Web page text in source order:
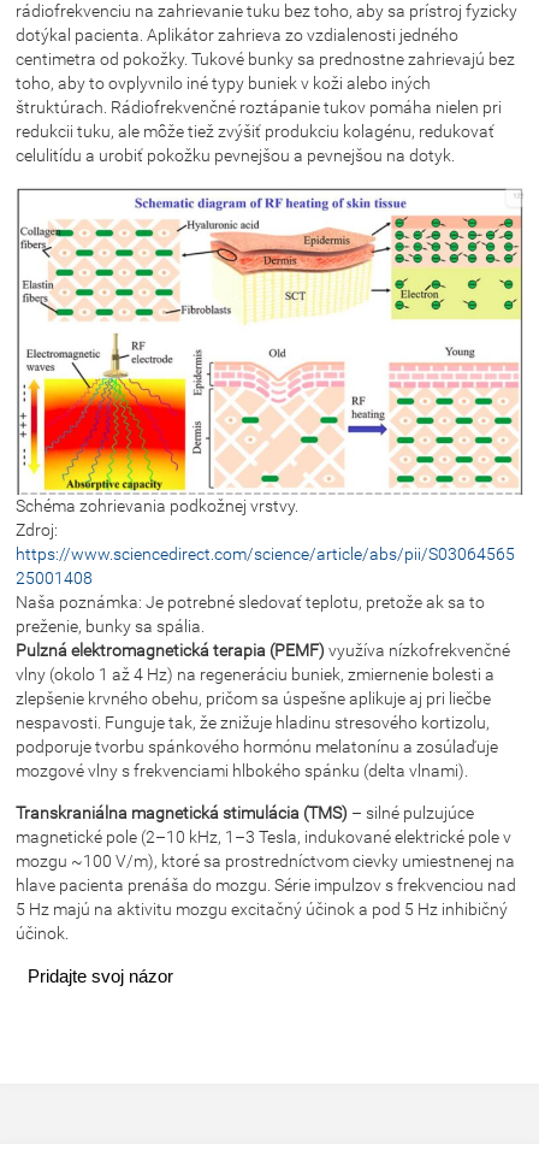
rádiofrekvenciu na zahrievanie tuku bez toho, aby sa prístroj fyzicky
dotýkal pacienta. Aplikátor zahrieva zo vzdialenosti jedného
centimetra od pokožky. Tukové bunky sa prednostne zahrievajú bez
toho, aby to ovplyvnilo iné typy buniek v koži alebo iných
štruktúrach. Rádiofrekvenčné roztápanie tukov pomáha nielen pri
redukcii tuku, ale môže tiež zvýšiť produkciu kolagénu, redukovať
celulitídu a urobiť pokožku pevnejšou a pevnejšou na dotyk.
Schéma zohrievania podkožnej vrstvy.
Zdroj:
https://www.sciencedirect.com/science/article/abs/pii/S03064565
25001408
Naša poznámka: Je potrebné sledovať teplotu, pretože ak sa to
preženie, bunky sa spália.
Pulzná elektromagnetická terapia (PEMF) využíva nízkofrekvenčné
vlny (okolo 1 až 4 Hz) na regeneráciu buniek, zmiernenie bolesti a
zlepšenie krvného obehu, pričom sa úspešne aplikuje aj pri liečbe
nespavosti. Funguje tak, že znižuje hladinu stresového kortizolu,
podporuje tvorbu spánkového hormónu melatonínu a zosúlaďuje
mozgové vlny s frekvenciami hlbokého spánku (delta vlnami).
Transkraniálna magnetická stimulácia (TMS) – silné pulzujúce
magnetické pole (2–10 kHz, 1–3 Tesla, indukované elektrické pole v
mozgu ~100 V/m), ktoré sa prostredníctvom cievky umiestnenej na
hlave pacienta prenáša do mozgu. Série impulzov s frekvenciou nad
5 Hz majú na aktivitu mozgu excitačný účinok a pod 5 Hz inhibičný
účinok.
Pridajte svoj názor